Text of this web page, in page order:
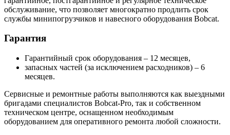
обслуживание, что позволяет многократно продлить срок
службы минипогрузчиков и навесного оборудования Bobcat.
Гарантия
Гарантийный срок оборудования – 12 месяцев,
запасных частей (за исключением расходников) – 6
месяцев.
Сервисные и ремонтные работы выполняются как выездными
бригадами специалистов Bobcat-Pro, так и собственном
техническом центре, оснащенном необходимым
оборудованием для оперативного ремонта любой сложности.